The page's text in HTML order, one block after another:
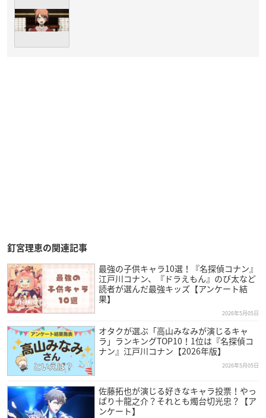
釘宮理恵の関連記事
最強の子供キャラ10選！『名探偵コナン』
江戸川コナン、『ドラえもん』のび太など
読者が選んだ最強キッズ【アンケート結
果】
2026年5月05日
オタクが選ぶ「高山みなみが演じるキャ
ラ」ランキングTOP10！1位は『名探偵コ
ナン』江戸川コナン【2026年版】
2026年5月05日
佐藤拓也が演じる好きなキャラ投票！やっ
ぱり十龍之介？それとも燭台切光忠？【ア
ンケート】